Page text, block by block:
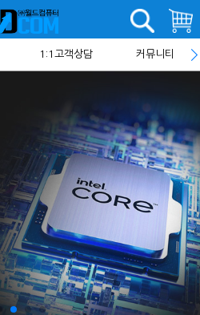
1:1고객상담 커뮤니티